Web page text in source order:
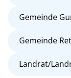
Gemeinde
Gemeinde
Landrat/